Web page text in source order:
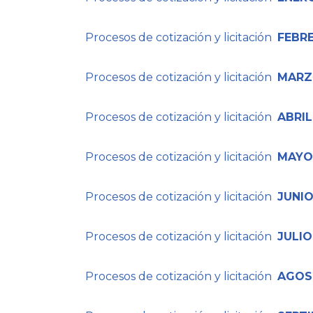
Procesos de cotización y licitación
Procesos de cotización y licitación
Procesos de cotización y licitación
Procesos de cotización y licitación
Procesos de cotización y licitación
Procesos de cotización y licitación
Procesos de cotización y licitación